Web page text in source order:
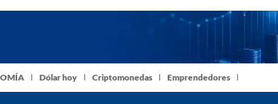
Dólar hoy Criptomonedas Emprendedores